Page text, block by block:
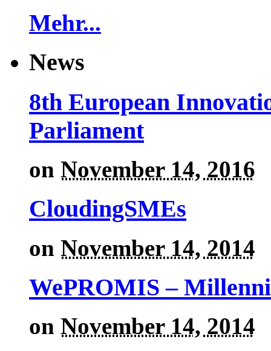
Mehr...
News
8th European
Parliament
on November 14, 2016
CloudingSMEs
on November 14, 2014
WePROMIS –
on November 14, 2014